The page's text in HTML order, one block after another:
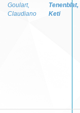
Goulart,
Claudiano
Tenenblat,
Keti